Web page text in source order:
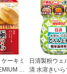
ーキミ
極
日清製粉ウェ
清 水溶きいら